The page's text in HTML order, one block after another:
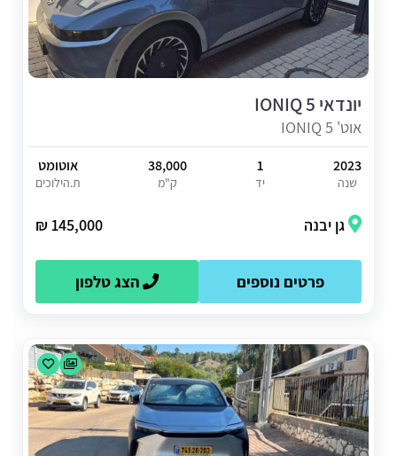
יונדאי IONIQ 5
אוט' IONIQ 5
2023
שנה
1
יד
38,000
ק"מ
אוטומט
ת.הילוכים
גן יבנה 145,000 ₪
פרטים נוספים הצג טלפון